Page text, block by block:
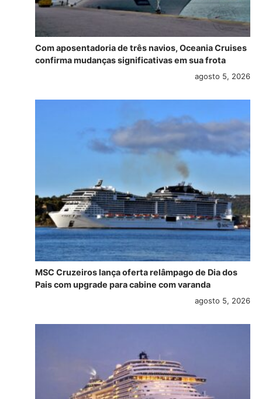
Com aposentadoria de três navios, Oceania Cruises
confirma mudanças significativas em sua frota
agosto 5, 2026
MSC Cruzeiros lança oferta relâmpago de Dia dos
Pais com upgrade para cabine com varanda
agosto 5, 2026